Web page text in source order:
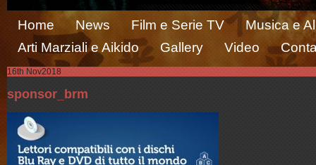
Home News Film e Serie TV
Musica e
Arti Marziali e Aikido
Gallery Video
16th Nov2018
sponsor_brm